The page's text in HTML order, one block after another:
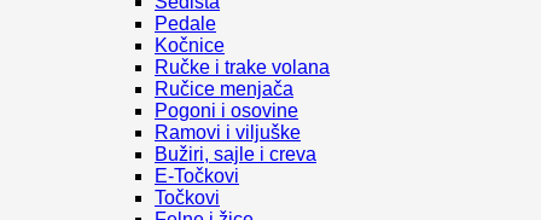
Pedale
Kočnice
Ručke i trake volana
Ručice menjača
Pogoni i osovine
Ramovi i viljuške
Bužiri, sajle i creva
E-Točkovi
Točkovi